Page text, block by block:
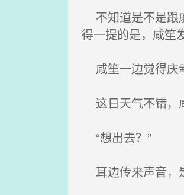
不知道是不是跟
得一提的是，咸笙
咸笙一边觉得庆
这日天气不错，
“想出去？”
耳边传来声音，